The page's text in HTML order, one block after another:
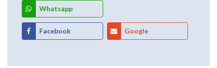
Whatsapp
Facebook Google